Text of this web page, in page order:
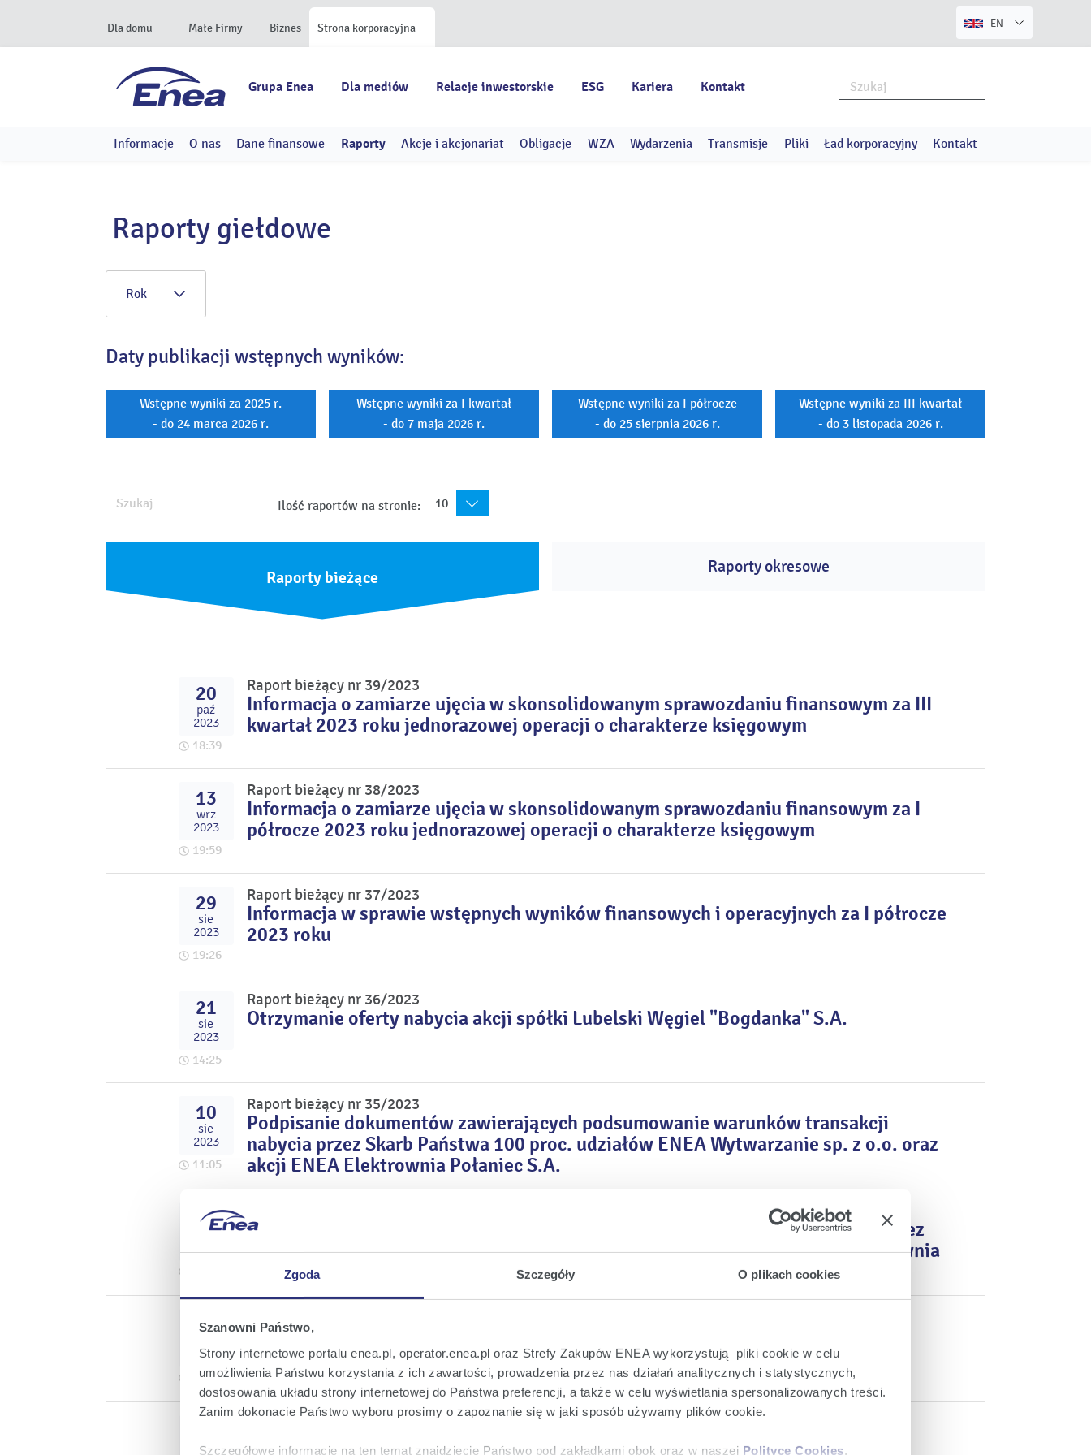
Zgoda Szczegóły O plikach cookies
Szanowni Państwo,
Strony internetowe portalu enea.pl, operator.enea.pl oraz Strefy Zakupów ENEA wykorzystują pliki cookie w celu
umożliwienia Państwu korzystania z ich zawartości, prowadzenia przez nas działań analitycznych i statystycznych,
dostosowania układu strony internetowej do Państwa preferencji, a także w celu wyświetlania spersonalizowanych treści.
Zanim dokonacie Państwo wyboru prosimy o zapoznanie się w jaki sposób używamy plików cookie.
Szczegółowe informacje na ten temat znajdziecie Państwo pod zakładkami obok oraz w naszej Polityce Cookies.
Dla domu Małe Firmy Biznes Strona korporacyjna EN
Grupa Enea Dla mediów Relacje inwestorskie ESG Kariera Kontakt
Informacje O nas Dane finansowe Raporty Akcje i akcjonariat Obligacje WZA Wydarzenia Transmisje Pliki Ład korporacyjny Kontakt
Raporty giełdowe
Rok
Daty publikacji wstępnych wyników:
Wstępne wyniki za 2025 r.
- do 24 marca 2026 r.
Wstępne wyniki za I kwartał
- do 7 maja 2026 r.
Wstępne wyniki za I półrocze
- do 25 sierpnia 2026 r.
Wstępne wyniki za III kwartał
- do 3 listopada 2026 r.
Ilość raportów na stronie: 10
Raporty bieżące
Raporty okresowe
20
paź
2023
18:39
Raport bieżący nr 39/2023
Informacja o zamiarze ujęcia w skonsolidowanym sprawozdaniu finansowym za III
kwartał 2023 roku jednorazowej operacji o charakterze księgowym
13
wrz
2023
19:59
Raport bieżący nr 38/2023
Informacja o zamiarze ujęcia w skonsolidowanym sprawozdaniu finansowym za I
półrocze 2023 roku jednorazowej operacji o charakterze księgowym
29
sie
2023
19:26
Raport bieżący nr 37/2023
Informacja w sprawie wstępnych wyników finansowych i operacyjnych za I półrocze
2023 roku
21
sie
2023
14:25
Raport bieżący nr 36/2023
Otrzymanie oferty nabycia akcji spółki Lubelski Węgiel "Bogdanka" S.A.
10
sie
2023
11:05
Raport bieżący nr 35/2023
Podpisanie dokumentów zawierających podsumowanie warunków transakcji
nabycia przez Skarb Państwa 100 proc. udziałów ENEA Wytwarzanie sp. z o.o. oraz
akcji ENEA Elektrownia Połaniec S.A.
10
sie
2023
Akceptacja propozycji zawarcia podsumowań warunków transakcji nabycia przez
Skarb Państwa udziałów ENEA Wytwarzanie sp. z o.o. oraz akcji ENEA Elektrownia
Połaniec S.A.
09
2023
17:10
Raport bieżący nr 33/2023
Uzyskanie decyzji o pozwoleniu na wznoszenie i wykorzystywanie sztucznych
wysp, konstrukcji i urządzeń w polskich obszarach morskich dla przedsięwzięć
polegających na budowie morskich farm wiatrowych
lip
Raport bieżący nr 32/2023
Informacja o rezygnacji z pełnienia funkcji w Radzie Nadzorczej ENEA S.A.